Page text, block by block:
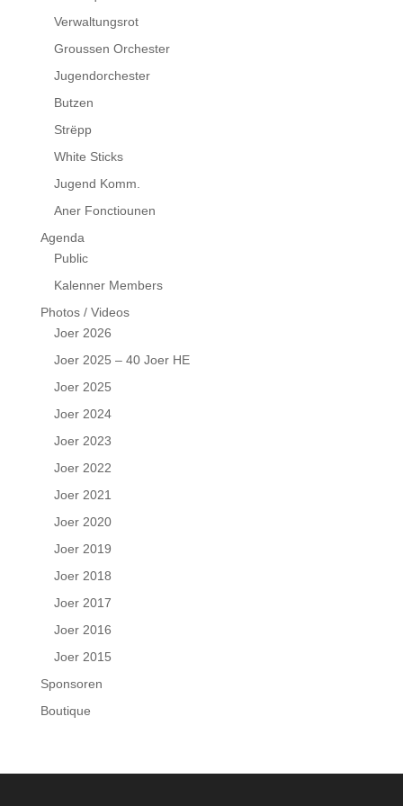
Verwaltungsrot
Groussen Orchester
Jugendorchester
Butzen
Strëpp
White Sticks
Jugend Komm.
Aner Fonctiounen
Agenda
Public
Kalenner Members
Photos / Videos
Joer 2026
Joer 2025 – 40 Joer HE
Joer 2025
Joer 2024
Joer 2023
Joer 2022
Joer 2021
Joer 2020
Joer 2019
Joer 2018
Joer 2017
Joer 2016
Joer 2015
Sponsoren
Boutique